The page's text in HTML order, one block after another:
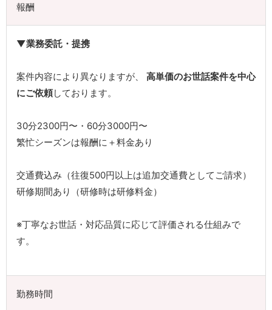
報酬
▼業務委託・提携
案件内容により異なりますが、 高単価のお世話案件を中心
にご依頼しております。
30分2300円〜・60分3000円〜
繁忙シーズンは報酬に＋料金あり
交通費込み（往復500円以上は追加交通費としてご請求）
研修期間あり（研修時は研修料金）
※丁寧なお世話・対応品質に応じて評価される仕組みで
す。
勤務時間